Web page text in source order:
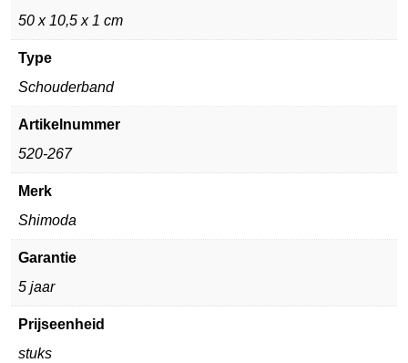
50 x 10,5 x 1 cm
Type
Schouderband
Artikelnummer
520-267
Merk
Shimoda
Garantie
5 jaar
Prijseenheid
stuks